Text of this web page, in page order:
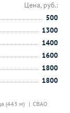
(443 м) СВАО
Цена, руб.:
500
1300
1400
1600
1800
1800